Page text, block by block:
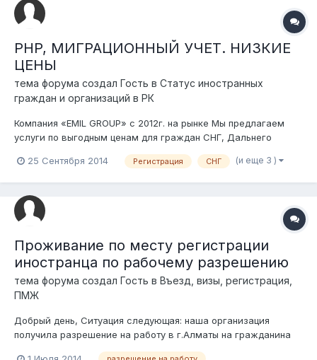
PHP, МИГРАЦИОННЫЙ УЧЕТ. НИЗКИЕ
ЦЕНЫ
тема форума создал Гость в Статус иностранных
граждан и организаций в РК
Компания «EMIL GROUP» с 2012г. на рынке Мы предлагаем
услуги по выгодным ценам для граждан СНГ, Дальнего
(продление) – от 2 300р. • Оформление приглашений – от 1
Регистрация юридического...
25 Сентября 2014 Регистрация СНГ (и еще 3 )
Проживание по месту регистрации
иностранца по рабочему разрешению
тема форума создал Гость в Въезд, визы, регистрация,
ПМЖ
Добрый день, Ситуация следующая: наша организация
получила разрешение на работу в г.Алматы на гражданина